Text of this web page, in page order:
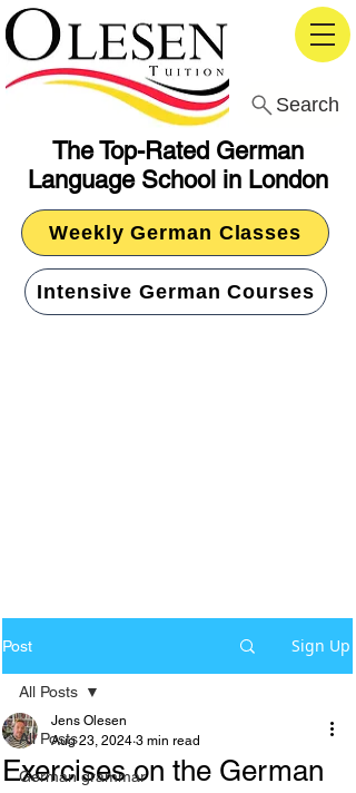
The Top-Rated German
Language School in London
Search
Weekly German Classes
Intensive German Courses
Post Sign Up
All Posts
German grammar
All Posts
Exercises on the German
Jens Olesen
Aug 23, 2024 3 min read